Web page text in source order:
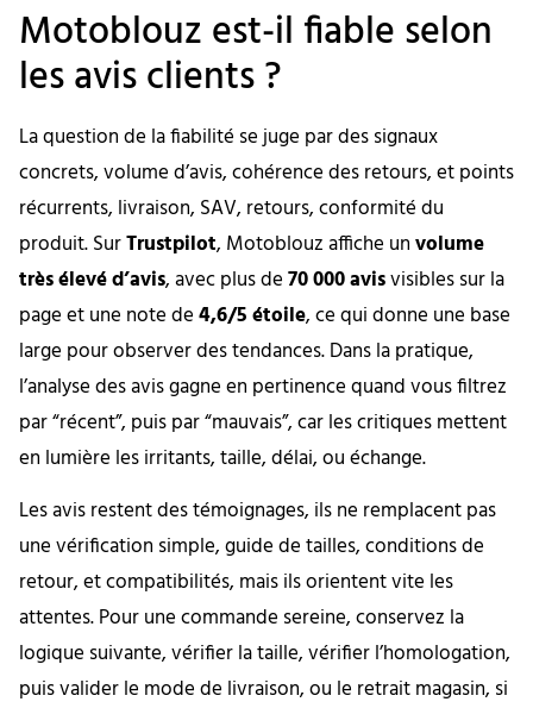
Motoblouz est-il fiable selon
les avis clients ?
La question de la fiabilité se juge par des signaux
concrets, volume d’avis, cohérence des retours, et points
récurrents, livraison, SAV, retours, conformité du
produit. SurTrustpilot, Motoblouz affiche unvolume
très élevé d’avis, avec plus de70 000 avisvisibles sur la
page et une note de4,6/5 étoile, ce qui donne une base
large pour observer des tendances. Dans la pratique,
l’analyse des avis gagne en pertinence quand vous filtrez
par “récent”, puis par “mauvais”, car les critiques mettent
en lumière les irritants, taille, délai, ou échange.
Les avis restent des témoignages, ils ne remplacent pas
une vérification simple, guide de tailles, conditions de
retour, et compatibilités, mais ils orientent vite les
attentes. Pour une commande sereine, conservez la
logique suivante, vérifier la taille, vérifier l’homologation,
puis valider le mode de livraison, ou le retrait magasin, si